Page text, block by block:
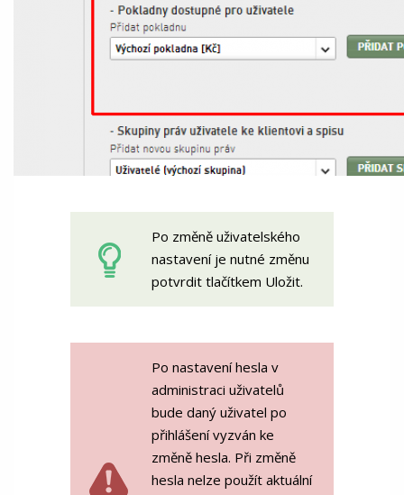
Po změně uživatelského
nastavení je nutné změnu
potvrdit tlačítkem Uložit.
Po nastavení hesla v
administraci uživatelů
bude daný uživatel po
přihlášení vyzván ke
změně hesla. Při změně
hesla nelze použít aktuální